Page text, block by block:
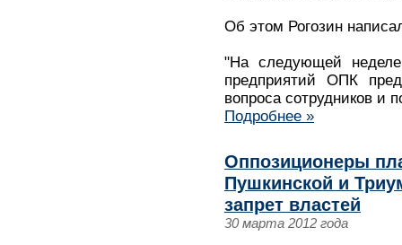
Об этом Рогозин
"На следующей
предприятий ОПК
вопроса сотрудников и
Подробнее »
Оппозиционеры
Пушкинской и
запрет властей
30 марта 2012 года